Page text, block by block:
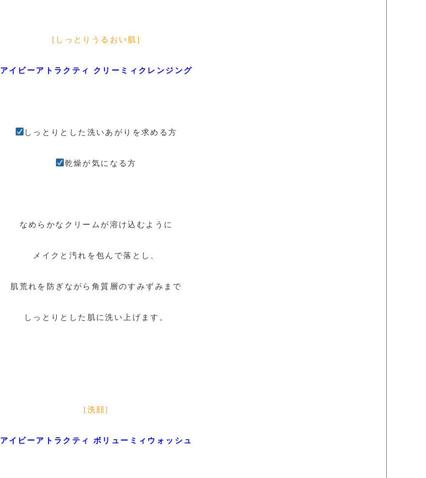
[しっとりうるおい肌]
アイビーアトラクティ クリーミィクレンジング
しっとりとした洗いあがりを求める方
乾燥が気になる方
なめらかなクリームが溶け込むように
メイクと汚れを包んで落とし、
肌荒れを防ぎながら角質層のすみずみまで
しっとりとした肌に洗い上げます。
[洗顔]
アイビーアトラクティ ボリューミィウォッシュ